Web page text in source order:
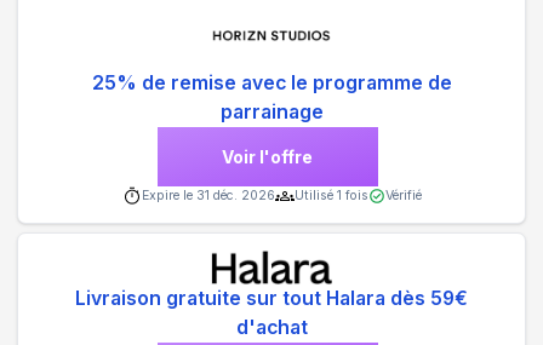
25% de remise avec le programme de
parrainage
Voir l'offre
Expire le 31 déc. 2026 Utilisé 1 fois Vérifié
Livraison gratuite sur tout Halara dès 59€
d'achat